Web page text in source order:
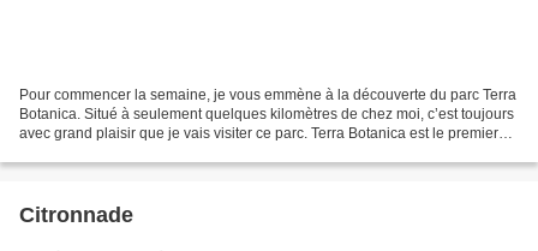
Pour commencer la semaine, je vous emmène à la découverte du parc Terra
Botanica. Situé à seulement quelques kilomètres de chez moi, c’est toujours
avec grand plaisir que je vais visiter ce parc. Terra Botanica est le premier
Citronnade